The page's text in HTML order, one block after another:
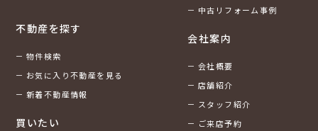
不動産を探す
物件検索
お気に入り不動産を見る
新着不動産情報
買いたい
中古リフォーム事例
会社案内
会社概要
店舗紹介
スタッフ紹介
ご来店予約